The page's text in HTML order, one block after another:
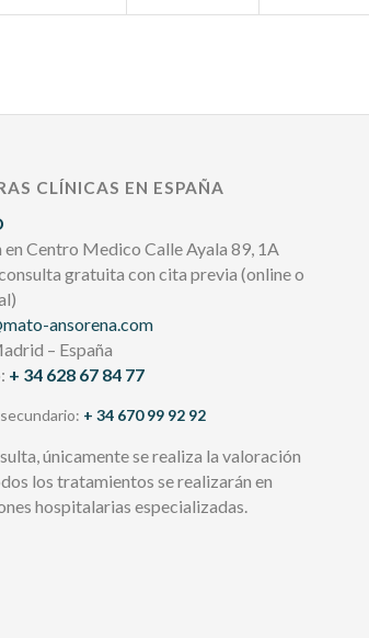
CLÍNICAS EN ESPAÑA
Centro Medico Calle Ayala 89, 1A
gratuita con cita previa (online o
ansorena.com
– España
+ 34 628 67 84 77
+ 34 670 99 92 92
únicamente se realiza la valoración
los tratamientos se realizarán en
hospitalarias especializadas.